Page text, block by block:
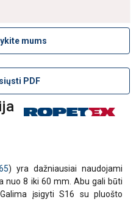
mums
PDF
) yra dažniausiai naudojami
nuo 8 iki 60 mm. Abu gali būti
įsigyti S16 su pluošto